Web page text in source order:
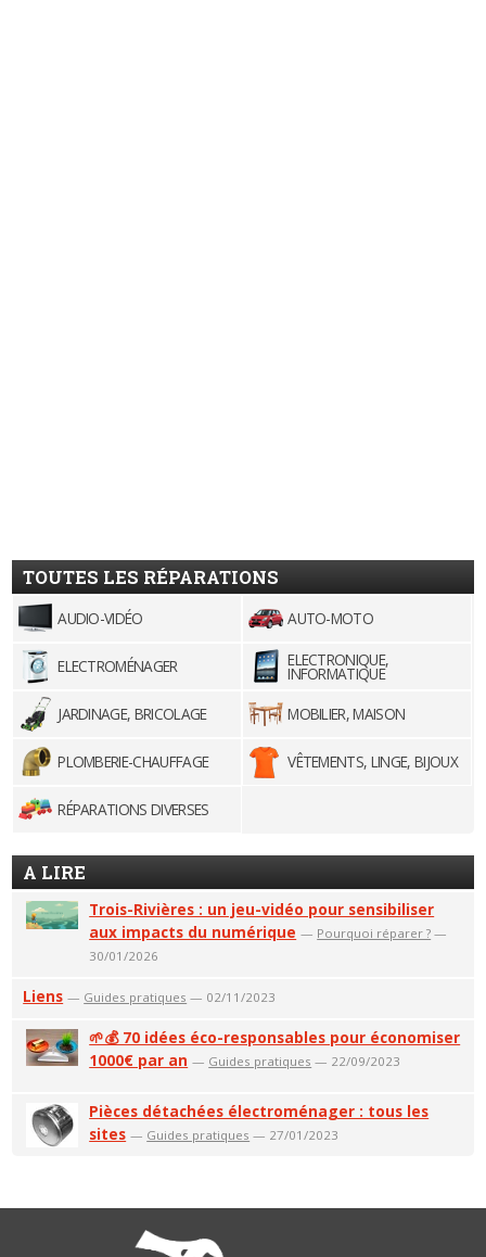
TOUTES LES RÉPARATIONS
AUDIO-VIDÉO AUTO-MOTO
ELECTROMÉNAGER ELECTRONIQUE,
INFORMATIQUE
JARDINAGE, BRICOLAGE
MOBILIER, MAISON
PLOMBERIE-CHAUFFAGE VÊTEMENTS, LINGE, BIJOUX
RÉPARATIONS DIVERSES
A LIRE
Trois-Rivières : un jeu-vidéo pour sensibiliser
aux impacts du numérique — Pourquoi réparer ? —
30/01/2026
Liens — Guides pratiques — 02/11/2023
🌱💰 70 idées éco-responsables pour économiser
1000€ par an — Guides pratiques — 22/09/2023
Pièces détachées électroménager : tous les
sites — Guides pratiques — 27/01/2023